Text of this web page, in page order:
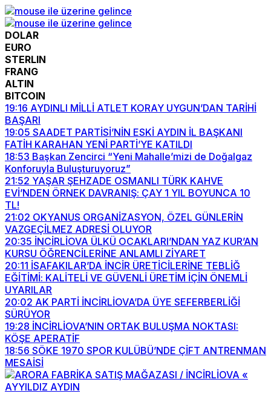
DOLAR
EURO
STERLIN
FRANG
ALTIN
BITCOIN
19:16 AYDINLI MİLLİ ATLET KORAY UYGUN’DAN TARİHİ
BAŞARI
19:05 SAADET PARTİSİ’NİN ESKİ AYDIN İL BAŞKANI
FATİH KARAHAN YENİ PARTİ’YE KATILDI
18:53 Başkan Zencirci “Yeni Mahalle’mizi de Doğalgaz
Konforuyla Buluşturuyoruz”
21:52 YAŞAR ŞEHZADE OSMANLI TÜRK KAHVE
EVİ’NDEN ÖRNEK DAVRANIŞ: ÇAY 1 YIL BOYUNCA 10
TL!
21:02 OKYANUS ORGANİZASYON, ÖZEL GÜNLERİN
VAZGEÇİLMEZ ADRESİ OLUYOR
20:35 İNCİRLİOVA ÜLKÜ OCAKLARI’NDAN YAZ KUR’AN
KURSU ÖĞRENCİLERİNE ANLAMLI ZİYARET
20:11 İSAFAKILAR’DA İNCİR ÜRETİCİLERİNE TEBLİĞ
EĞİTİMİ: KALİTELİ VE GÜVENLİ ÜRETİM İÇİN ÖNEMLİ
UYARILAR
20:02 AK PARTİ İNCİRLİOVA’DA ÜYE SEFERBERLİĞİ
SÜRÜYOR
19:28 İNCİRLİOVA’NIN ORTAK BULUŞMA NOKTASI:
KÖŞE APERATİF
18:56 SÖKE 1970 SPOR KULÜBÜ’NDE ÇİFT ANTRENMAN
MESAİSİ